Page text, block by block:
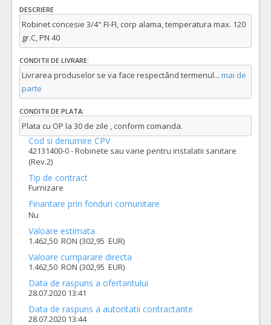
DESCRIERE
Robinet concesie 3/4" FI-FI, corp alama, temperatura max. 120
gr.C, PN 40
CONDITII DE LIVRARE:
Livrarea produselor se va face respectând termenul... mai de
parte
CONDITII DE PLATA:
Plata cu OP la 30 de zile , conform comanda.
Cod si denumire CPV
42131400-0 - Robinete sau vane pentru instalatii sanitare
(Rev.2)
Tip de contract
Furnizare
Finantare prin fonduri comunitare
Nu
Valoare estimata
1.462,50 RON (302,95 EUR)
Valoare cumparare directa
1.462,50 RON (302,95 EUR)
Data de raspuns a ofertantului
28.07.2020 13:41
Data de raspuns a autoritatii contractante
28.07.2020 13:44